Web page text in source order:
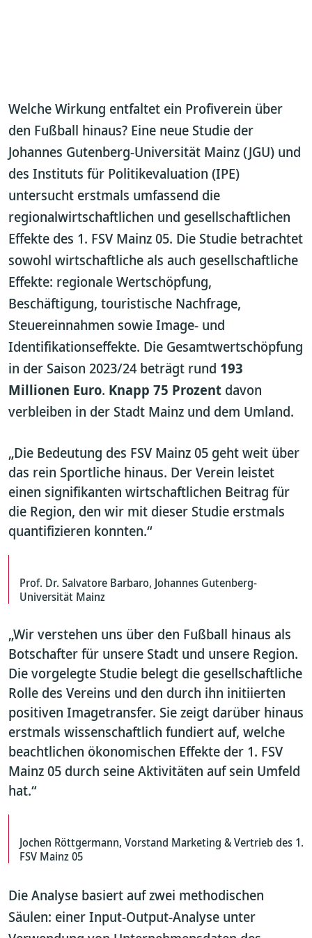
Welche Wirkung entfaltet ein Profiverein über
den Fußball hinaus? Eine neue Studie der
Johannes Gutenberg-Universität Mainz (JGU) und
des Instituts für Politikevaluation (IPE)
untersucht erstmals umfassend die
regionalwirtschaftlichen und gesellschaftlichen
Effekte des 1. FSV Mainz 05. Die Studie betrachtet
sowohl wirtschaftliche als auch gesellschaftliche
Effekte: regionale Wertschöpfung,
Beschäftigung, touristische Nachfrage,
Steuereinnahmen sowie Image- und
Identifikationseffekte. Die Gesamtwertschöpfung
in der Saison 2023/24 beträgt rund 193
Millionen Euro. Knapp 75 Prozent davon
verbleiben in der Stadt Mainz und dem Umland.
„Die Bedeutung des FSV Mainz 05 geht weit über
das rein Sportliche hinaus. Der Verein leistet
einen signifikanten wirtschaftlichen Beitrag für
die Region, den wir mit dieser Studie erstmals
quantifizieren konnten.“
Prof. Dr. Salvatore Barbaro, Johannes Gutenberg-
Universität Mainz
„Wir verstehen uns über den Fußball hinaus als
Botschafter für unsere Stadt und unsere Region.
Die vorgelegte Studie belegt die gesellschaftliche
Rolle des Vereins und den durch ihn initiierten
positiven Imagetransfer. Sie zeigt darüber hinaus
erstmals wissenschaftlich fundiert auf, welche
beachtlichen ökonomischen Effekte der 1. FSV
Mainz 05 durch seine Aktivitäten auf sein Umfeld
hat.“
Jochen Röttgermann, Vorstand Marketing & Vertrieb des 1.
FSV Mainz 05
Die Analyse basiert auf zwei methodischen
Säulen: einer Input-Output-Analyse unter